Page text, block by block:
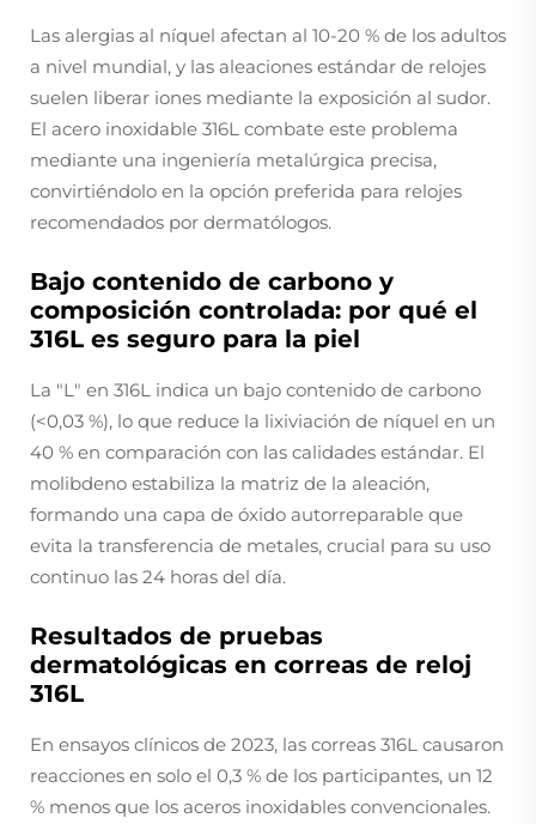
Las alergias al níquel afectan al 10-20 % de los adultos
a nivel mundial, y las aleaciones estándar de relojes
suelen liberar iones mediante la exposición al sudor.
El acero inoxidable 316L combate este problema
mediante una ingeniería metalúrgica precisa,
convirtiéndolo en la opción preferida para relojes
recomendados por dermatólogos.
Bajo contenido de carbono y
composición controlada: por qué el
316L es seguro para la piel
La "L" en 316L indica un bajo contenido de carbono
(<0,03 %), lo que reduce la lixiviación de níquel en un
40 % en comparación con las calidades estándar. El
molibdeno estabiliza la matriz de la aleación,
formando una capa de óxido autorreparable que
evita la transferencia de metales, crucial para su uso
continuo las 24 horas del día.
Resultados de pruebas
dermatológicas en correas de reloj
316L
En ensayos clínicos de 2023, las correas 316L causaron
reacciones en solo el 0,3 % de los participantes, un 12
% menos que los aceros inoxidables convencionales.